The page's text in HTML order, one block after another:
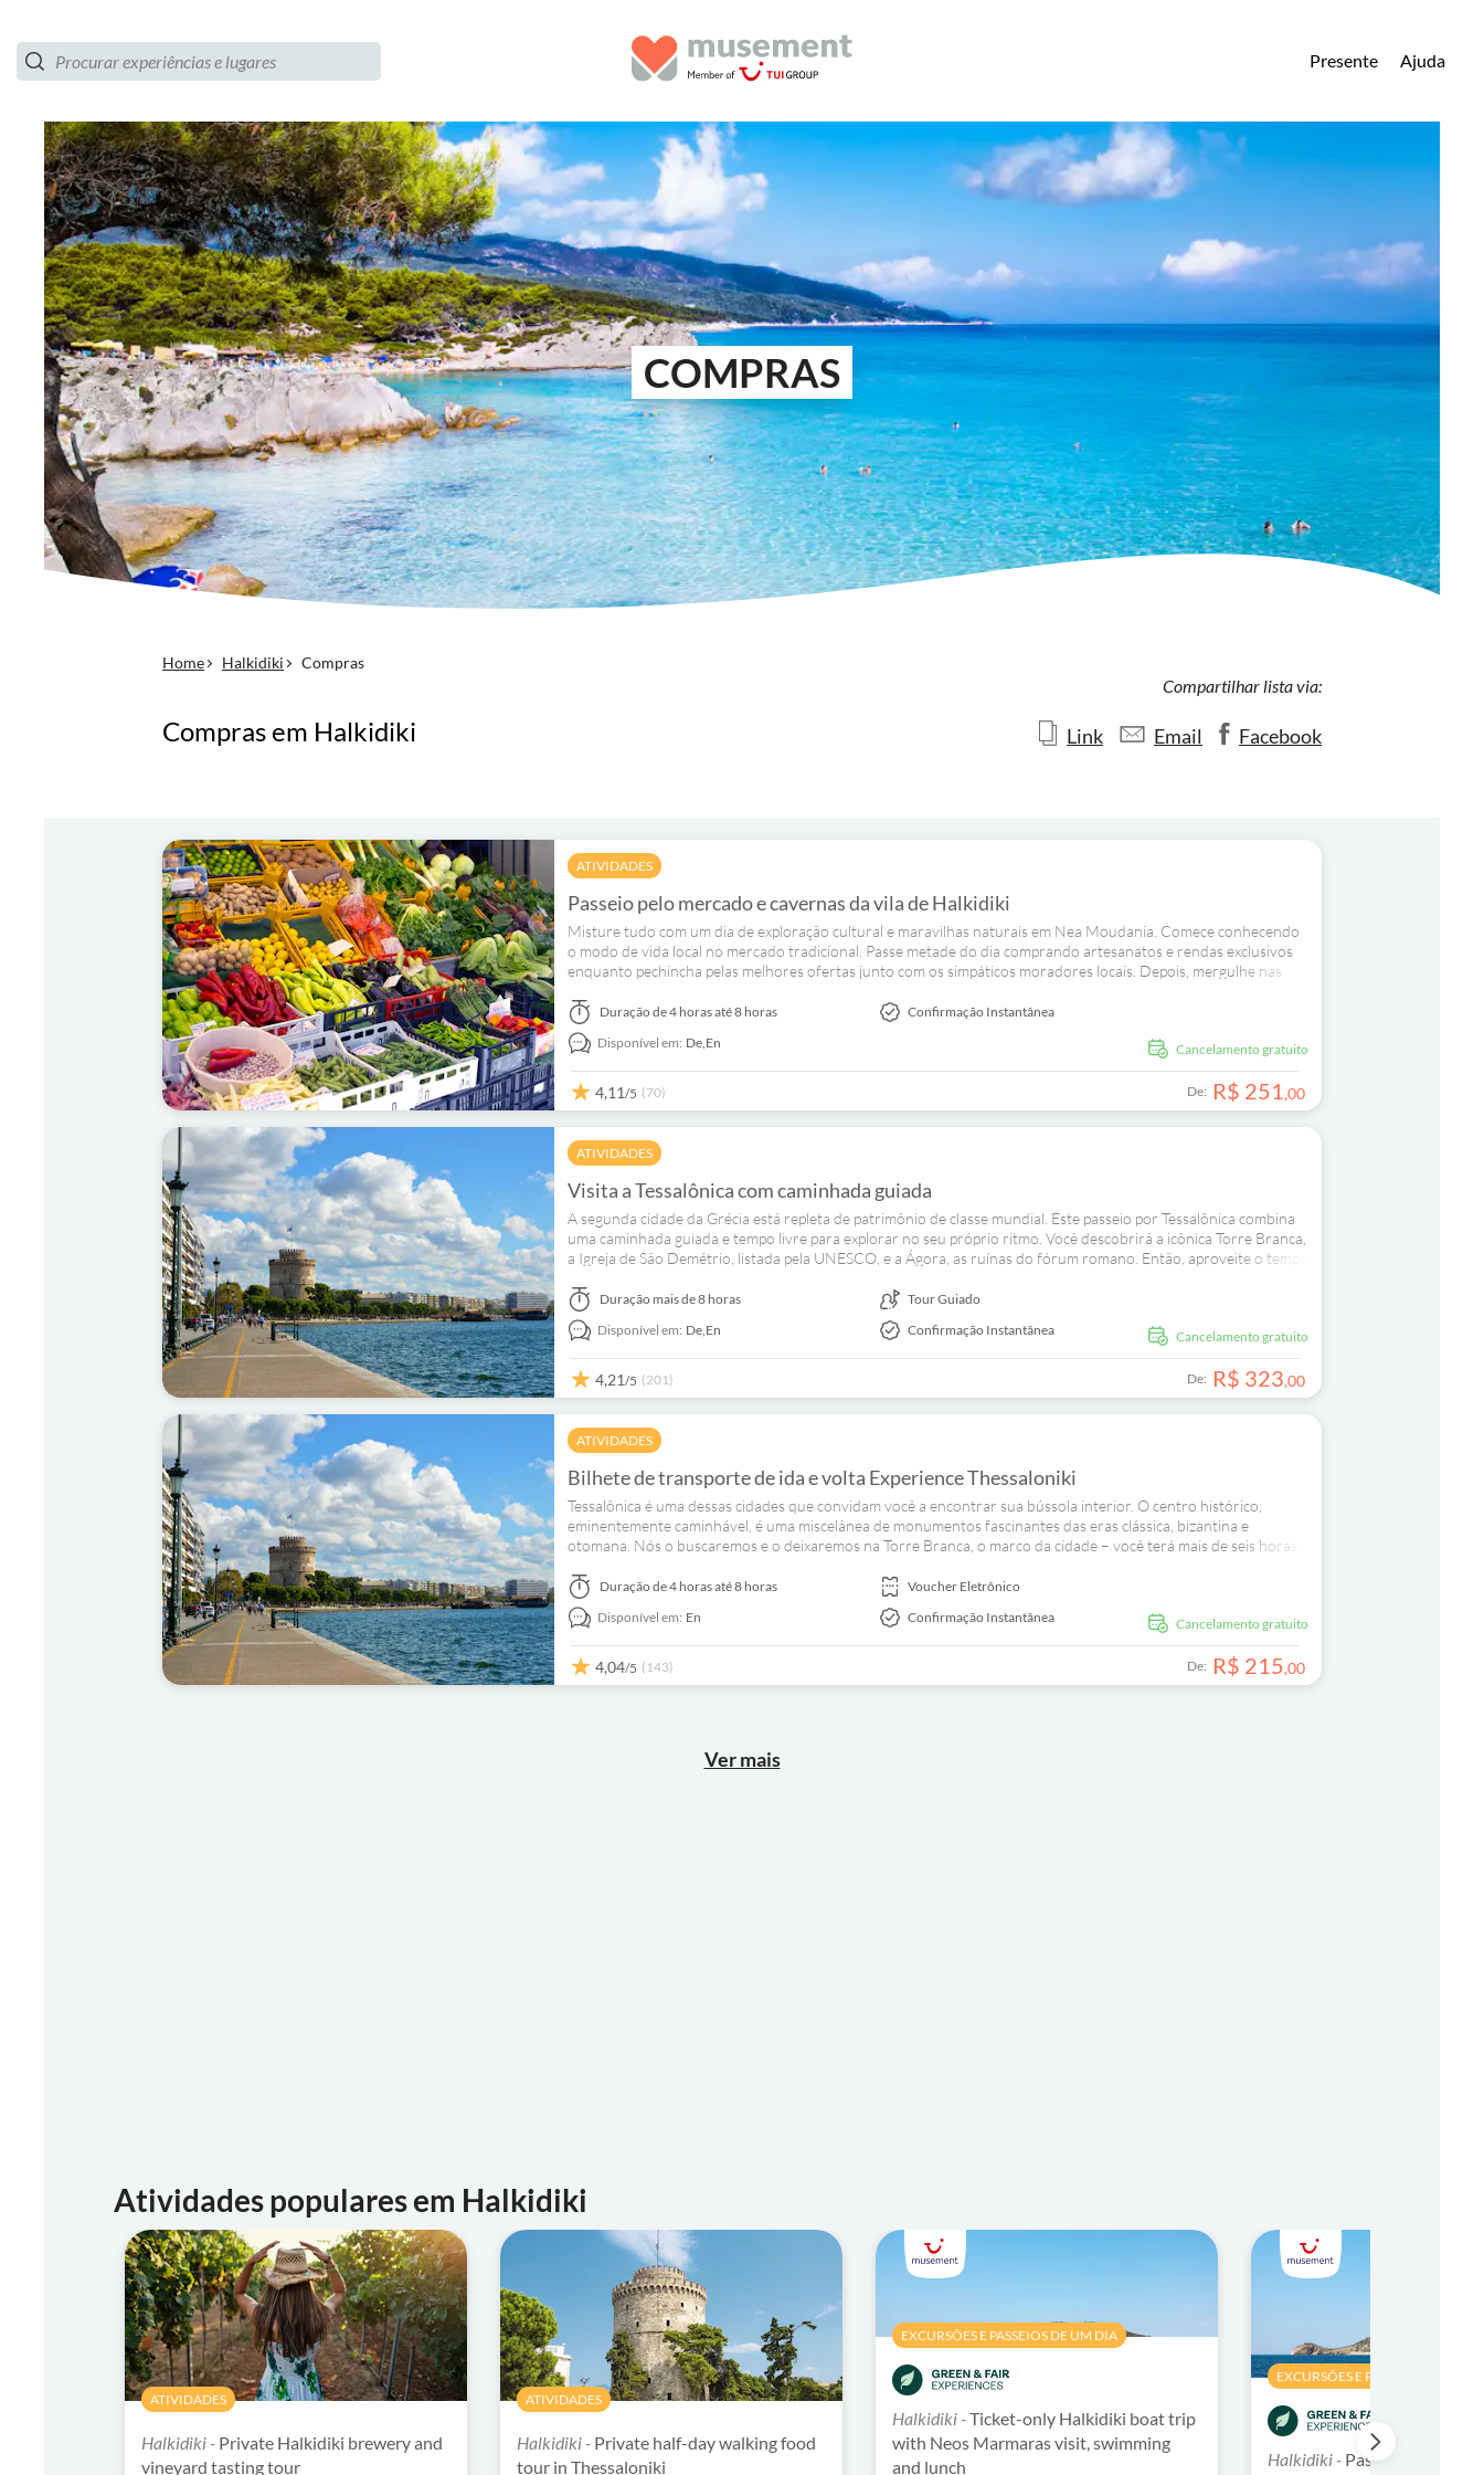
Presente Ajuda
COMPRAS
Home Halkidiki Compras
Compras em Halkidiki
Compartilhar lista via:
Link Email Facebook
ATIVIDADES
Passeio pelo mercado e cavernas da vila de Halkidiki
Misture tudo com um dia de exploração cultural e maravilhas naturais em Nea Moudania. Comece conhecendo
o modo de vida local no mercado tradicional. Passe metade do dia comprando artesanatos e rendas exclusivos
enquanto pechincha pelas melhores ofertas junto com os simpáticos moradores locais. Depois, mergulhe nas
impressão real.
Cancelamento gratuito
Duraçãode 4 horas até 8 horas
Disponível em: De,En
Confirmação Instantânea
4,11/5 (70) De: R$ 251,00
ATIVIDADES
Visita a Tessalônica com caminhada guiada
A segunda cidade da Grécia está repleta de patrimônio de classe mundial. Este passeio por Tessalônica combina
uma caminhada guiada e tempo livre para explorar no seu próprio ritmo. Você descobrirá a icônica Torre Branca,
a Igreja de São Demétrio, listada pela UNESCO, e a Ágora, as ruínas do fórum romano. Então, aproveite o tempo
Cancelamento gratuito
Duração mais de 8 horas
Disponível em: De,En
Tour Guiado
Confirmação Instantânea
4,21/5 (201) De: R$ 323,00
ATIVIDADES
Bilhete de transporte de ida e volta Experience Thessaloniki
Tessalônica é uma dessas cidades que convidam você a encontrar sua bússola interior. O centro histórico,
eminentemente caminhável, é uma miscelânea de monumentos fascinantes das eras clássica, bizantina e
otomana. Nós o buscaremos e o deixaremos na Torre Branca, o marco da cidade – você terá mais de seis horas
Cancelamento gratuito
Duraçãode 4 horas até 8 horas
Disponível em: En
Voucher Eletrônico
Confirmação Instantânea
4,04/5 (143) De: R$ 215,00
Ver mais
Atividades populares em Halkidiki
ATIVIDADES
Halkidiki - Private Halkidiki brewery and
vineyard tasting tour
ATIVIDADES
Halkidiki - Private half-day walking food
tour in Thessaloniki
EXCURSÕES E PASSEIOS DE UM DIA
Halkidiki -Ticket-only Halkidiki boat trip
with Neos Marmaras visit, swimming
and lunch
EXCURSÕES E PASSEIOS DE UM
Halkidiki - Passeio de barco